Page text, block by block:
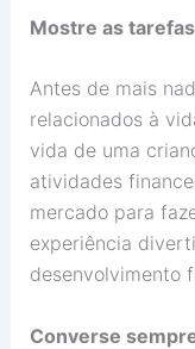
Mostre as
Antes de mais
relacionados à
vida de uma
atividades
mercado para
experiência
desenvolvimento
Converse